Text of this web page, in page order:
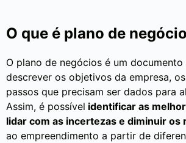
O que é plano de
O plano de negócios é um documento
descrever os objetivos da empresa,
passos que precisam ser dados para
Assim, é possível identificar as
lidar com as incertezas e diminuir os
ao empreendimento a partir de